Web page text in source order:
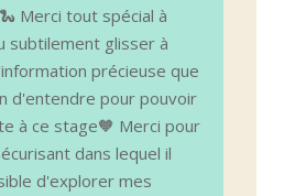
Merci tout spécial à
subtilement glisser à
précieuse que
d'entendre pour pouvoir
à ce stage🧡 Merci pour
dans lequel il
d'explorer mes